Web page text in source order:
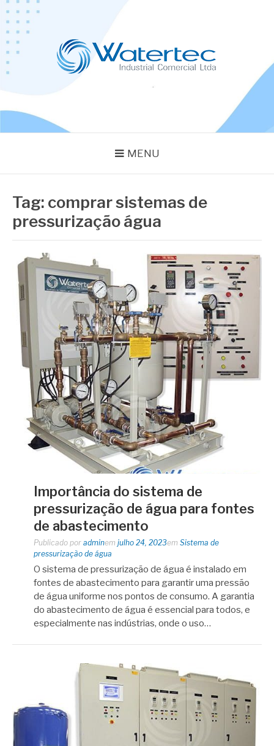
Pular
para
conteúdo
MENU
Tag: comprar sistemas de
pressurização água
Importância do sistema de
pressurização de água para fontes
de abastecimento
Publicado por adminem julho 24, 2023em Sistema de
pressurização de água
O sistema de pressurização de água é instalado em
fontes de abastecimento para garantir uma pressão
de água uniforme nos pontos de consumo. A garantia
do abastecimento de água é essencial para todos, e
especialmente nas indústrias, onde o uso…